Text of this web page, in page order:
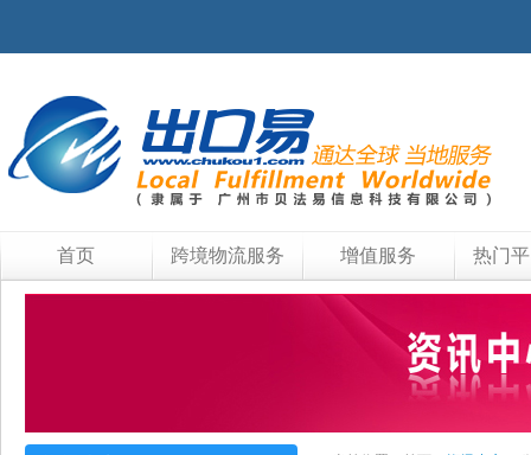
首页 跨境物流服务 增值服务 热门